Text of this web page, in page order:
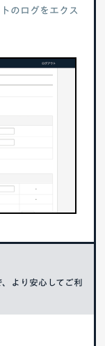
のログをエクス
より安心してご利